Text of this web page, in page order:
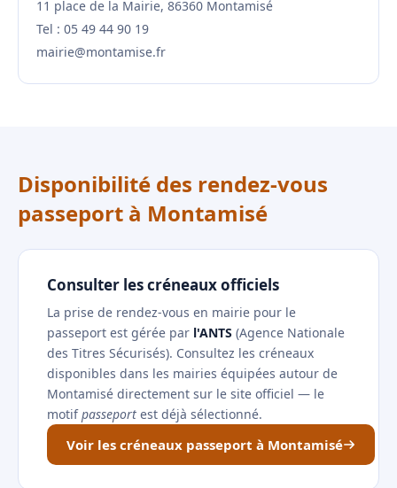
11 place de la Mairie, 86360 Montamisé
Tel : 05 49 44 90 19
mairie@montamise.fr
Disponibilité des rendez-vous
passeport à Montamisé
Consulter les créneaux officiels
La prise de rendez-vous en mairie pour le
passeport est gérée par l'ANTS (Agence Nationale
des Titres Sécurisés). Consultez les créneaux
disponibles dans les mairies équipées autour de
Montamisé directement sur le site officiel — le
motifpasseport est déjà sélectionné.
Voir les créneaux passeport à Montamisé